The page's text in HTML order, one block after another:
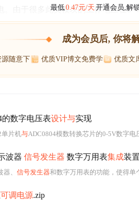
。由于很多此类模块的工作电压在
最低0.47元/天 开通会员,解
成为会员后, 你将
随意下 优质VIP博文免费学 优质文
的数字电压表设计与实现
单片机与ADC0804模数转换芯片的0-5V数字电
波器 信号发生器 数字万用表集成装
、 信号发生器和数字万用表的功能，使得单个设备能够满足多
可调电源.zip